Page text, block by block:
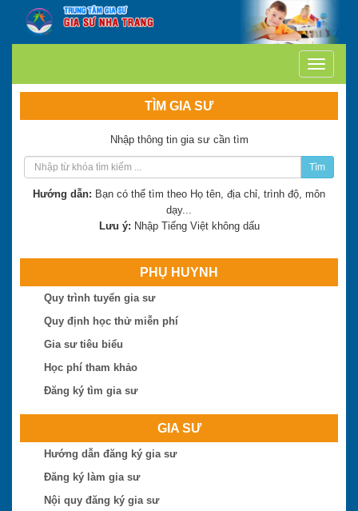
TÌM GIA SƯ
Nhập thông tin gia sư cần tìm
Tìm
Hướng dẫn: Bạn có thể tìm theo Họ tên, địa chỉ, trình độ, môn
dạy...
Lưu ý: Nhập Tiếng Việt không dấu
PHỤ HUYNH
Quy trình tuyển gia sư
Quy định học thử miễn phí
Gia sư tiêu biểu
Học phí tham khảo
Đăng ký tìm gia sư
GIA SƯ
Hướng dẫn đăng ký gia sư
Đăng ký làm gia sư
Nội quy đăng ký gia sư
Trần Thị Minh Thư
Hiện là: Giáo viên
Trần Tuấn Việt
Hiện là: Cử nhân
Ngô Thị Huệ
Hiện là: Giáo viên
Hiện là: Thạc sĩ
Hiện là: Thạc sĩ
Lê Công Thịnh